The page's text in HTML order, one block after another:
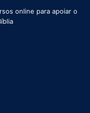
online para apoiar o